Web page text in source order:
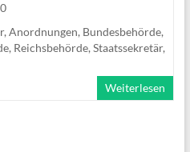
, Anordnungen, Bundesbehörde,
, Reichsbehörde, Staatssekretär,
Weiterlesen